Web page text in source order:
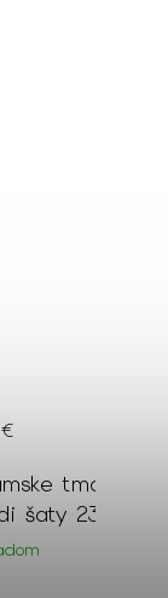
šaty 23395